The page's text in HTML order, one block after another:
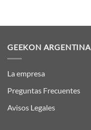
GEEKON ARGENTINA
La empresa
Preguntas Frecuentes
Avisos Legales